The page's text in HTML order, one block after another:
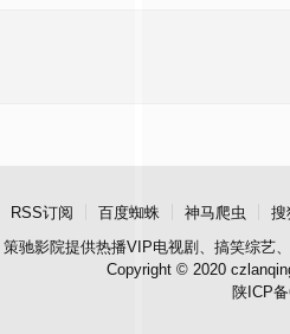
RSS订阅 百度蜘蛛 神马爬虫 搜
策驰影院提供热播VIP电视剧、搞笑综艺
Copyright © 2020
陕ICP